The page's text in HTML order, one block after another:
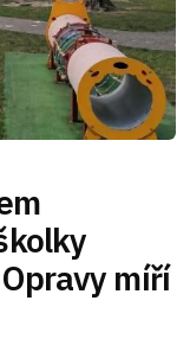
míří